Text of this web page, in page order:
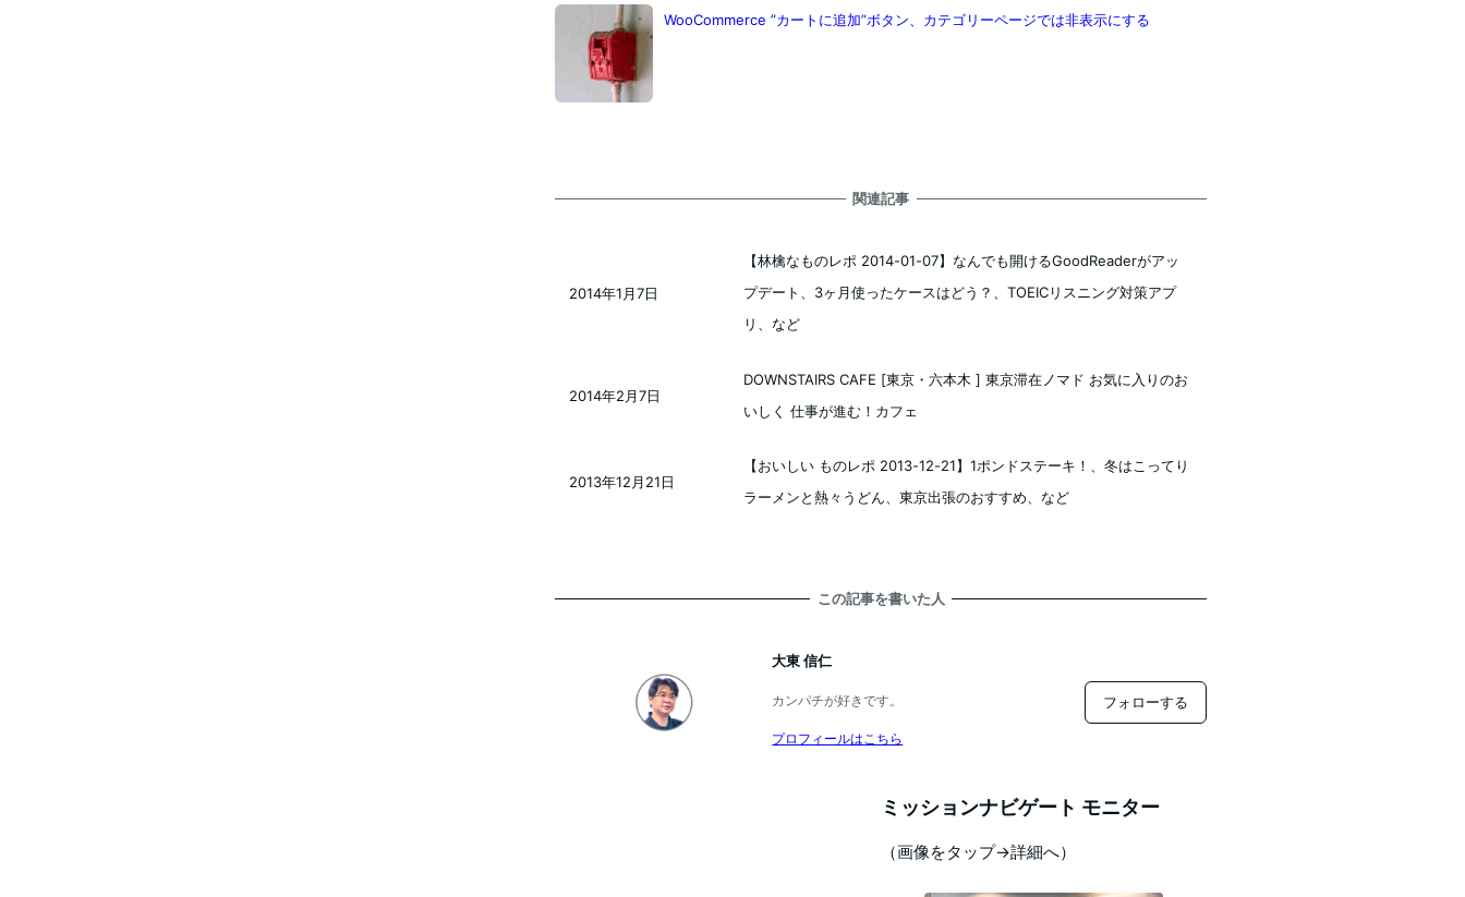
WooCommerce ”カートに追加”ボタン、カテゴリーページでは非表示にする
関連記事
【林檎なものレポ 2014-01-07】なんでも開けるGoodReaderがアッ
プデート、3ヶ月使ったケースはどう？、TOEICリスニング対策アプ
リ、など
投稿日
2014年1月7日
DOWNSTAIRS CAFE [東京・六本木 ] 東京滞在ノマド お気に入りのお
いしく 仕事が進む！カフェ
2014年2月7日
【おいしい ものレポ 2013-12-21】1ポンドステーキ！、冬はこってり
ラーメンと熱々うどん、東京出張のおすすめ、など
2013年12月21日
この記事を書いた人
大東 信仁
カンパチが好きです。
プロフィールはこちら
フォローする
ミッションナビゲート モニター
（画像をタップ→詳細へ）